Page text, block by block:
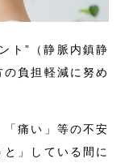
ト”（静脈内鎮静
負担軽減に努め
痛い」等の不安
」している間に